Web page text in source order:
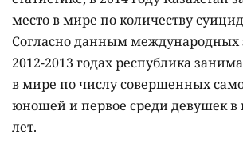
место в мире по количеству
Согласно данным международных
2012-2013 годах республика
в мире по числу совершенных
юношей и первое среди девушек в
лет.